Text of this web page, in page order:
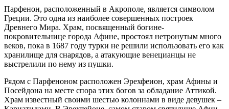
Парфенон, расположенный в Акрополе, является символом
Греции. Это одна из наиболее совершенных построек
Древнего Мира. Храм, посвященный богине-
покровительнице города Афине, простоял нетронутым много
веков, пока в 1687 году турки не решили использовать его как
хранилище для снарядов, а атакующие венецианцы не
выстрелили по нему из пушки.
Рядом с Парфеноном расположен Эрехфеион, храм Афины и
Посейдона на месте спора этих богов за обладание Аттикой.
Храм известный своими шестью колоннами в виде девушек –